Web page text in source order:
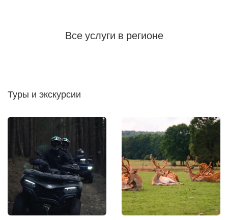
Все услуги в регионе
Туры и экскурсии